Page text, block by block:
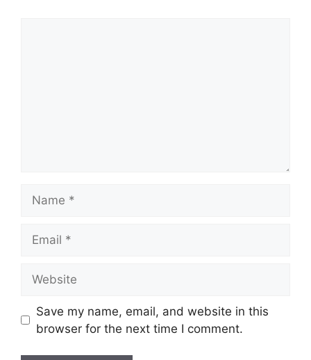
Save my name, email, and website in this
browser for the next time I comment.